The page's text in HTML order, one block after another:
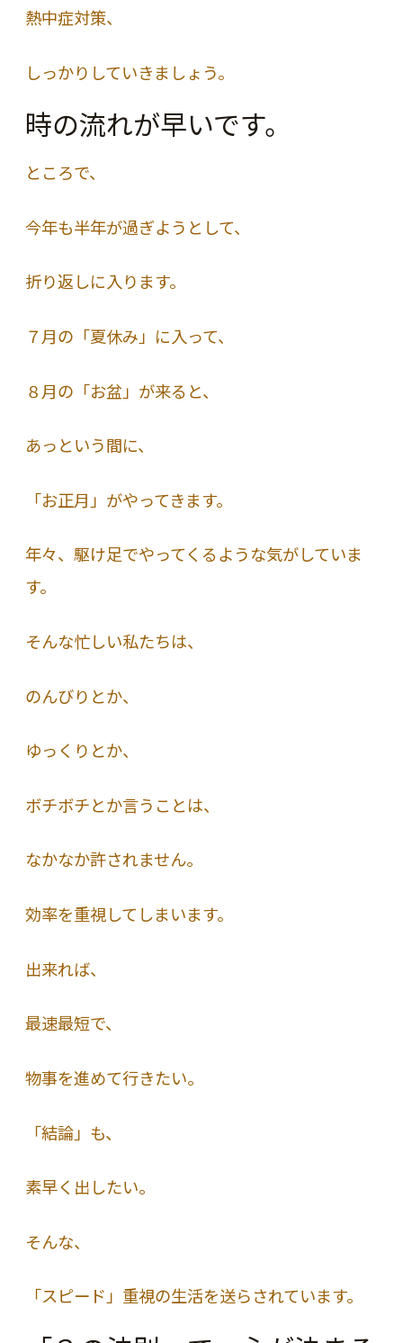
熱中症対策、
しっかりしていきましょう。
時の流れが早いです。
ところで、
今年も半年が過ぎようとして、
折り返しに入ります。
７月の「夏休み」に入って、
８月の「お盆」が来ると、
あっという間に、
「お正月」がやってきます。
年々、駆け足でやってくるような気がしていま
す。
そんな忙しい私たちは、
のんびりとか、
ゆっくりとか、
ボチボチとか言うことは、
なかなか許されません。
効率を重視してしまいます。
出来れば、
最速最短で、
物事を進めて行きたい。
「結論」も、
素早く出したい。
そんな、
「スピード」重視の生活を送らされています。